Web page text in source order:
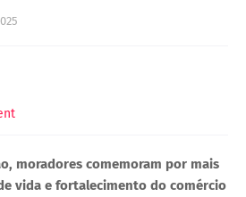
moradores comemoram por mais
vida e fortalecimento do comércio